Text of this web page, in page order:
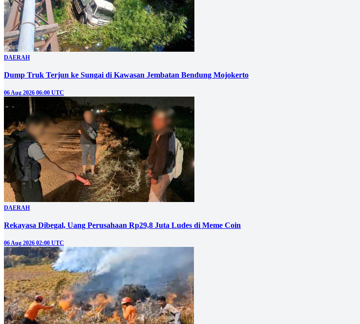
DAERAH
Dump Truk Terjun ke Sungai di Kawasan Jembatan Bendung Mojokerto
06 Aug 2026 06:00 UTC
DAERAH
Rekayasa Dibegal, Uang Perusahaan Rp29,8 Juta Ludes di Meme Coin
06 Aug 2026 02:00 UTC